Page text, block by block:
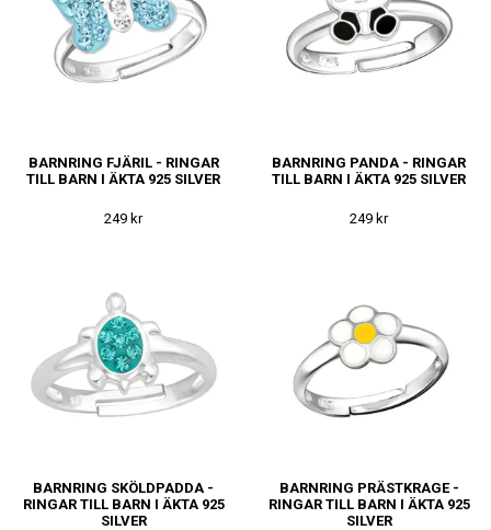
BARNRING FJÄRIL - RINGAR
TILL BARN I ÄKTA 925 SILVER
249 kr
BARNRING PANDA - RINGAR
TILL BARN I ÄKTA 925 SILVER
249 kr
BARNRING SKÖLDPADDA -
RINGAR TILL BARN I ÄKTA 925
SILVER
BARNRING PRÄSTKRAGE -
RINGAR TILL BARN I ÄKTA 925
SILVER